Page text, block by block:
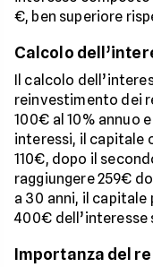
€, ben superiore
Calcolo
Il calcolo
reinvestimento dei
100€ al 10% annuo
interessi, il capitale
110€, dopo il
raggiungere 259€
a 30 anni, il capitale
400€ dell’interesse
Importanza del